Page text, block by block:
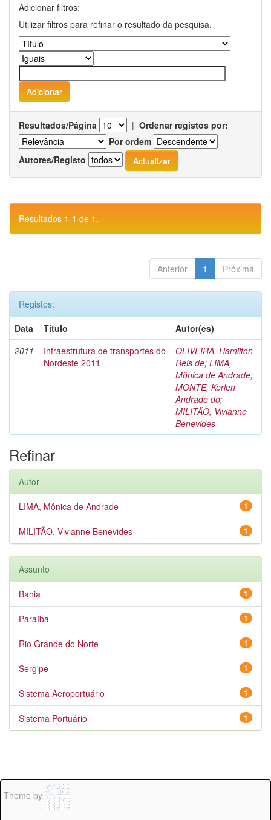
Adicionar filtros:
Utilizar filtros para refinar o resultado da pesquisa.
Resultados/Página | Ordenar registos por:
Por ordem
Autores/Registo
Resultados 1-1 de 1.
Anterior 1 Próxima
Registos:
Data
Título
Autor(es)
2011
Infraestrutura de transportes do
Nordeste 2011
OLIVEIRA, Hamilton
Reis de; LIMA,
Mônica de Andrade;
MONTE, Kerlen
Andrade do;
MILITÃO, Vivianne
Benevides
Refinar
Autor
1
LIMA, Mônica de Andrade
1
MILITÃO, Vivianne Benevides
Assunto
1
Bahia
1
Paraíba
1
Rio Grande do Norte
1
Sergipe
1
Sistema Aeroportuário
1
Sistema Portuário
Theme by